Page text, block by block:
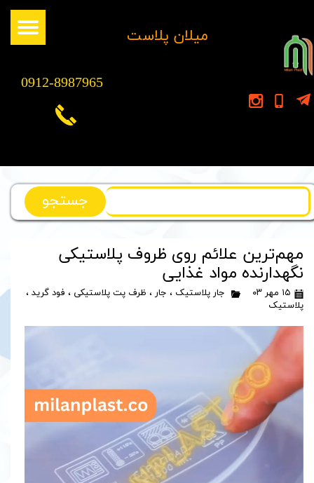
​میلان پلاست
0912-8987965
مهم‌ترین علائم روی ظروف پلاستیکی
نگهدارنده مواد غذایی
۱۵ مهر ۰۳ جار پلاستیک ، جار ، ظرف پت پلاستیکی ، فود گرید ،
پلاستیک
جستجو